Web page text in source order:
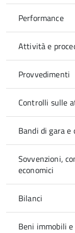
Performance
Attività e
Provvedimenti
Controlli sulle
Bandi di gara
Sovvenzioni,
economici
Bilanci
Beni immobili